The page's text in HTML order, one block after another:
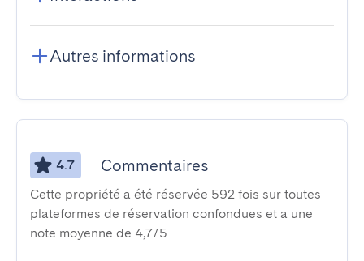
Autres informations
4.7 Commentaires
Cette propriété a été réservée 592 fois sur toutes
plateformes de réservation confondues et a une
note moyenne de 4,7/5